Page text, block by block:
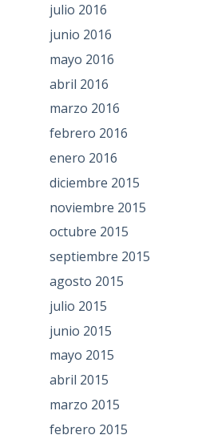
julio 2016
junio 2016
mayo 2016
abril 2016
marzo 2016
febrero 2016
enero 2016
diciembre 2015
noviembre 2015
octubre 2015
septiembre 2015
agosto 2015
julio 2015
junio 2015
mayo 2015
abril 2015
marzo 2015
febrero 2015